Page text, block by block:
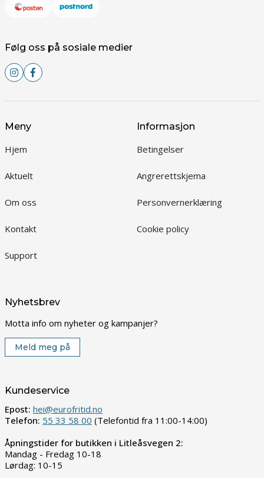
Følg oss på sosiale medier
Meny
Hjem
Aktuelt
Om oss
Kontakt
Support
Informasjon
Betingelser
Angrerettskjema
Personvernerklæring
Cookie policy
Nyhetsbrev
Motta info om nyheter og kampanjer?
Meld meg på
Kundeservice
Epost: hei@eurofritid.no
Telefon: 55 33 58 00 (Telefontid fra 11:00-14:00)
Åpningstider for butikken i Litleåsvegen 2:
Mandag - Fredag 10-18
Lørdag: 10-15